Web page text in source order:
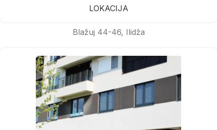
LOKACIJA
Blažuj 44-46, Ilidža